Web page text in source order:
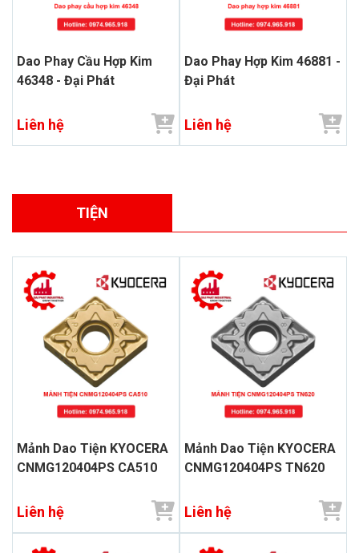
Dao Phay Cầu Hợp Kim
46348 - Đại Phát
Liên hệ
Dao Phay Hợp Kim 46881 -
Đại Phát
Liên hệ
TIỆN
Mảnh Dao Tiện KYOCERA
CNMG120404PS CA510
Liên hệ
Mảnh Dao Tiện KYOCERA
CNMG120404PS TN620
Liên hệ